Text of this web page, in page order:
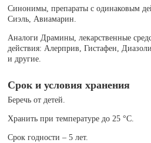
Синонимы, препараты с одинаковым
Сиэль, Авиамарин.
Аналоги Драмины, лекарственные
действия: Алерприв, Гистафен,
и другие.
Срок и условия хранения
Беречь от детей.
Хранить при температуре до 25 °C.
Срок годности – 5 лет.